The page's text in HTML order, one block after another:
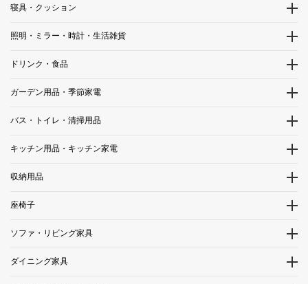
寝具・クッション
照明・ミラー・時計・生活雑貨
ドリンク・食品
ガーデン用品・季節家電
バス・トイレ・清掃用品
キッチン用品・キッチン家電
収納用品
座椅子
ソファ・リビング家具
ダイニング家具